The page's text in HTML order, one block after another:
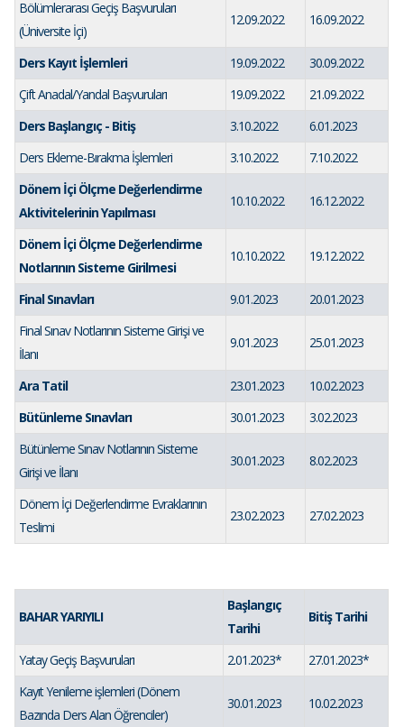
Bölümlerarası Geçiş Başvuruları
(Üniversite İçi)
12.09.2022 16.09.2022
Ders Kayıt İşlemleri 19.09.2022
30.09.2022
Çift Anadal/Yandal Başvuruları
19.09.2022
21.09.2022
Ders Başlangıç - Bitiş
3.10.2022
6.01.2023
Ders Ekleme-Bırakma İşlemleri
3.10.2022
7.10.2022
Dönem İçi Ölçme Değerlendirme
Aktivitelerinin Yapılması
10.10.2022 16.12.2022
Dönem İçi Ölçme Değerlendirme
Notlarının Sisteme Girilmesi
10.10.2022 19.12.2022
Final Sınavları 9.01.2023
20.01.2023
Final Sınav Notlarının Sisteme Girişi ve
İlanı
9.01.2023 25.01.2023
Ara Tatil 23.01.2023
10.02.2023
Bütünleme Sınavları
30.01.2023
3.02.2023
Bütünleme Sınav Notlarının Sisteme
Girişi ve İlanı
30.01.2023 8.02.2023
Dönem İçi Değerlendirme Evraklarının
Teslimi
23.02.2023 27.02.2023
BAHAR YARIYILI
Başlangıç
Tarihi
Bitiş Tarihi
Yatay Geçiş Başvuruları 2.01.2023*
27.01.2023*
Kayıt Yenileme işlemleri (Dönem
Bazında Ders Alan Öğrenciler)
30.01.2023 10.02.2023